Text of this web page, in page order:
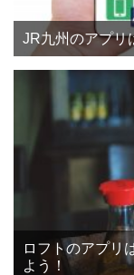
JR九州のアプリ
ロフトのアプリ
よう！